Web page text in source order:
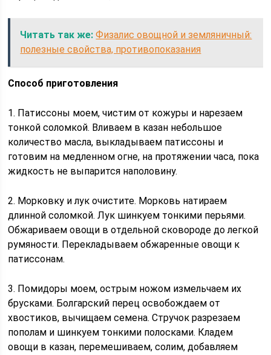
Читать так же: Физалис овощной и земляничный:
полезные свойства, противопоказания
Способ приготовления
1. Патиссоны моем, чистим от кожуры и нарезаем
тонкой соломкой. Вливаем в казан небольшое
количество масла, выкладываем патиссоны и
готовим на медленном огне, на протяжении часа, пока
жидкость не выпарится наполовину.
2. Морковку и лук очистите. Морковь натираем
длинной соломкой. Лук шинкуем тонкими перьями.
Обжариваем овощи в отдельной сковороде до легкой
румяности. Перекладываем обжаренные овощи к
патиссонам.
3. Помидоры моем, острым ножом измельчаем их
брусками. Болгарский перец освобождаем от
хвостиков, вычищаем семена. Стручок разрезаем
пополам и шинкуем тонкими полосками. Кладем
овощи в казан, перемешиваем, солим, добавляем